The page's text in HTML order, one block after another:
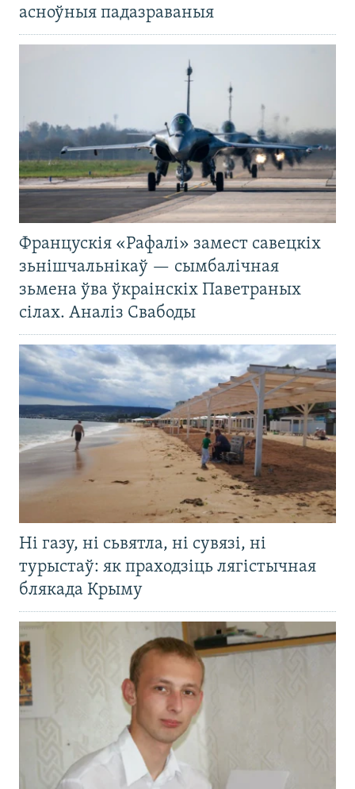
асноўныя падазраваныя
Францускія «Рафалі» замест савецкіх
зьнішчальнікаў — сымбалічная
зьмена ўва ўкраінскіх Паветраных
сілах. Аналіз Свабоды
Ні газу, ні сьвятла, ні сувязі, ні
турыстаў: як праходзіць лягістычная
блякада Крыму